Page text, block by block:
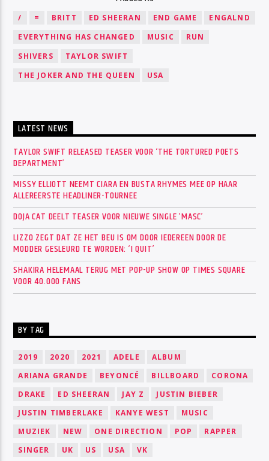
/ = BRITT ED SHEERAN END GAME
ENGALND
EVERYTHING HAS CHANGED
MUSIC
RUN
SHIVERS
TAYLOR SWIFT
THE JOKER AND THE QUEEN
USA
LATEST NEWS
TAYLOR SWIFT RELEASED TEASER VOOR ‘THE TORTURED POETS
DEPARTMENT’
MISSY ELLIOTT NEEMT CIARA EN BUSTA RHYMES MEE OP HAAR
ALLEREERSTE HEADLINER-TOURNEE
DOJA CAT DEELT TEASER VOOR NIEUWE SINGLE ‘MASC’
LIZZO ZEGT DAT ZE HET BEU IS OM DOOR IEDEREEN DOOR DE
MODDER GESLEURD TE WORDEN: ‘I QUIT’
SHAKIRA HELEMAAL TERUG MET POP-UP SHOW OP TIMES SQUARE
VOOR 40.000 FANS
BY TAG
2019 2020 2021 ADELE
ALBUM
ARIANA GRANDE
BEYONCÉ BILLBOARD
CORONA
DRAKE
ED SHEERAN JAY Z
JUSTIN BIEBER
JUSTIN TIMBERLAKE
KANYE WEST
MUSIC
MUZIEK
NEW ONE DIRECTION POP
RAPPER
SINGER
UK US USA VK